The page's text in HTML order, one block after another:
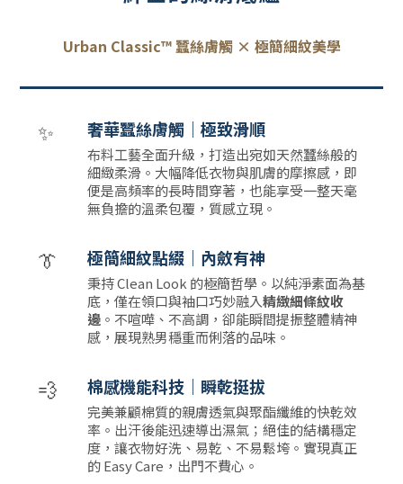
Urban Classic™ 蠶絲膚觸 × 極簡細紋美學
✨ 奢華蠶絲膚觸｜極致滑順
布料工藝全面升級，打造出宛如天然蠶絲般的
細緻柔滑。大幅降低衣物與肌膚的摩擦感，即
便是高頻率的長時間穿著，也能享受一整天毫
無負擔的溫柔包覆，質感立現。
👔 極簡細紋點綴｜內斂有神
秉持 Clean Look 的極簡哲學。以純淨素面為基
底，僅在領口與袖口巧妙融入精緻細條紋收
邊 。不喧嘩、不高調，卻能瞬間提振整體精神
感，展現熟男穩重而俐落的品味。
💨 棉感機能科技｜瞬乾挺拔
完美兼顧棉質的親膚透氣與聚酯纖維的快乾效
率。出汗後能迅速導出濕氣；絕佳的結構穩定
度，讓衣物好洗、易乾、不易鬆垮。實現真正
的 Easy Care，出門不費心。